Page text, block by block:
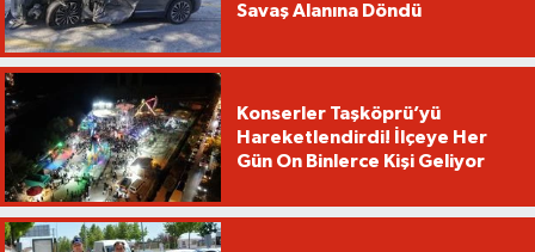
Savaş Alanına Döndü
Konserler Taşköprü’yü
Hareketlendirdi! İlçeye Her
Gün On Binlerce Kişi Geliyor